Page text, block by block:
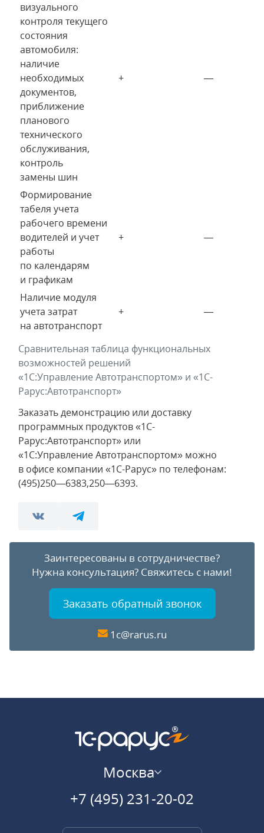
Сравнительная таблица функциональных
возможностей решений
«1С:Управление Автотранспортом» и «1С-
Рарус:Автотранспорт»
визуального
контроля текущего
состояния
автомобиля:
наличие
необходимых
документов,
приближение
планового
технического
обслуживания,
контроль
замены шин
+ —
Формирование
табеля учета
рабочего времени
водителей и учет
работы
по календарям
и графикам
+ —
Наличие модуля
учета затрат
на автотранспорт
+ —
Заказать демонстрацию или доставку
программных продуктов «1С-
Рарус:Автотранспорт» или
«1С:Управление Автотранспортом» можно
в офисе компании «1С-Рарус» по телефонам:
(495)250—6383,250—6393.
Заинтересованы в сотрудничестве?
Нужна консультация? Свяжитесь с нами!
Заказать обратный звонок
1c@rarus.ru
Москва
+7 (495) 231-20-02